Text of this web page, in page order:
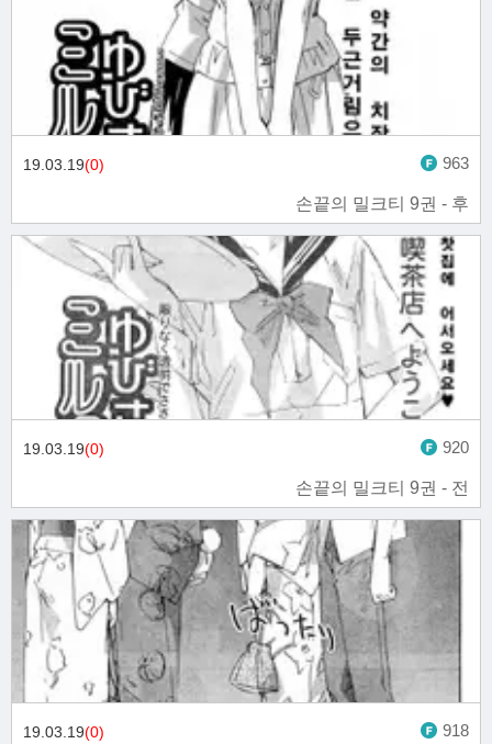
손끝의 밀크티 9권 - 후
19.03.19(0) 963
손끝의 밀크티 9권 - 전
19.03.19(0) 920
19.03.19(0) 918